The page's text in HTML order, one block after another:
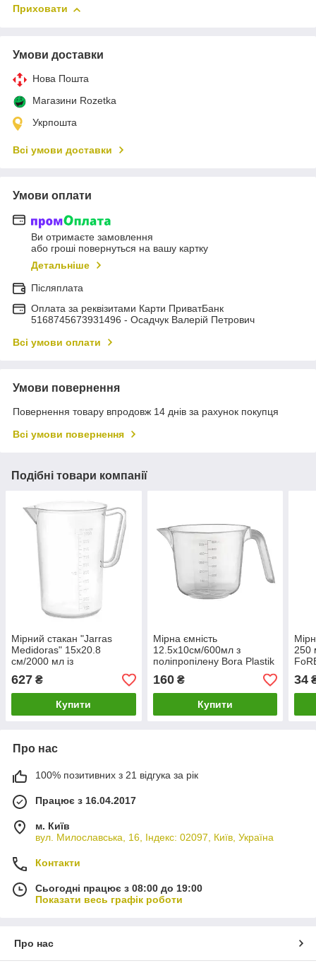
Приховати
Умови доставки
Нова Пошта
Магазини Rozetka
Укрпошта
Всі умови доставки
Умови оплати
Ви отримаєте замовлення
або гроші повернуться на вашу картку
Детальніше
Післяплата
Оплата за реквізитами Карти ПриватБанк
5168745673931496 - Осадчук Валерій Петрович
Всі умови оплати
Умови повернення
Повернення товару впродовж 14 днів за рахунок покупця
Всі умови повернення
Подібні товари компанії
Мірний стакан "Jarras
Medidoras" 15х20.8
см/2000 мл із
поліпропілену Lacor
627 ₴
Купити
Мірна ємність
12.5х10см/600мл з
поліпропілену Bora Plastik
160₴
Купити
250
34
Про нас
100% позитивних з 21 відгука за рік
Працює з 16.04.2017
м. Київ
вул. Милославська, 16, Індекс: 02097, Київ, Україна
Контакти
Сьогодні працює з 08:00 до 19:00
Показати весь графік роботи
Про нас